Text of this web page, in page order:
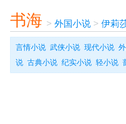
书海 > 外国小说 > 伊莉
言情小说 武侠小说 现代小说
说 古典小说 纪实小说 轻小说